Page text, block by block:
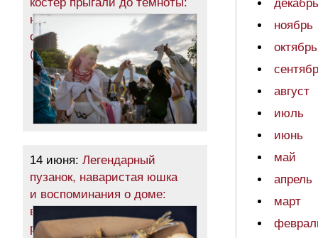
костер прыгали до темноты:
на одесском пляже
отпраздновали Ивана Купала
(фоторепортаж)
14 июня: Легендарный
пузанок, наваристая юшка
и воспоминания о доме:
в Одессе во второй
раз прошел фестиваль
декабрь
ноябрь
октябрь
август
июль
июнь
май
апрель
март